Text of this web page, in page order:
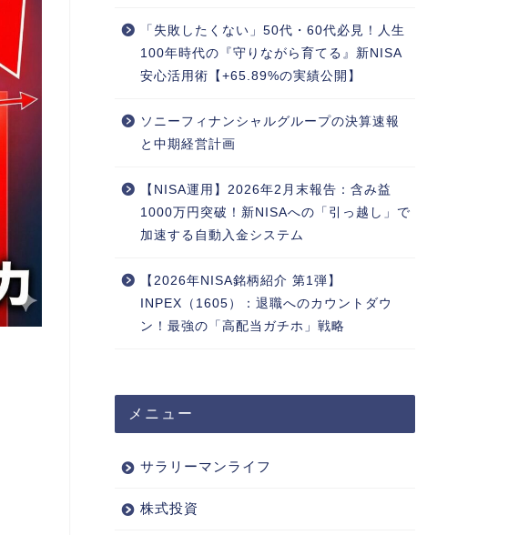
「失敗したくない」50代・60代必見！人生
100年時代の『守りながら育てる』新NISA
安心活用術【+65.89%の実績公開】
ソニーフィナンシャルグループの決算速報
と中期経営計画
【NISA運用】2026年2月末報告：含み益
1000万円突破！新NISAへの「引っ越し」で
加速する自動入金システム
【2026年NISA銘柄紹介 第1弾】
INPEX（1605）：退職へのカウントダウ
ン！最強の「高配当ガチホ」戦略
メニュー
サラリーマンライフ
株式投資